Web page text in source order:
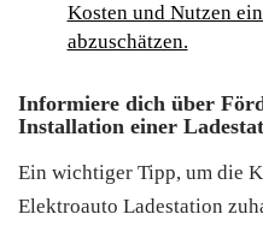
Kosten und Nutzen
abzuschätzen.
Informiere dich über
Installation einer
Ein wichtiger Tipp, um die
Elektroauto Ladestation